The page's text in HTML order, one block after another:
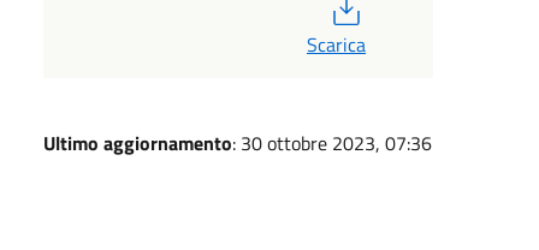
Scarica
Ultimo aggiornamento: 30 ottobre 2023, 07:36